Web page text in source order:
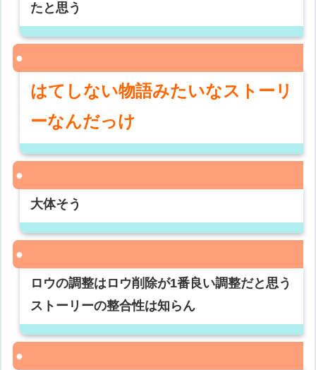
たと思う
はてしない物語みたいなストーリ
ーなんだっけ
大体そう
ロウの調整はロウ削除が1番良い調整だと思う
ストーリーの整合性は知らん